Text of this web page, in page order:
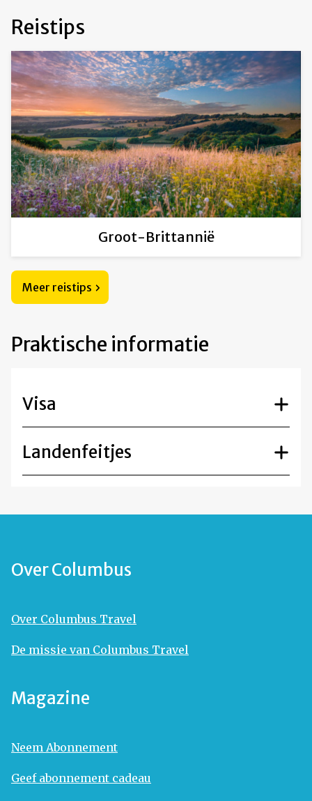
Reistips
Groot-Brittannië
Meer reistips
Praktische informatie
Visa
Landenfeitjes
Over Columbus
Over Columbus Travel
De missie van Columbus Travel
Magazine
Neem Abonnement
Geef abonnement cadeau